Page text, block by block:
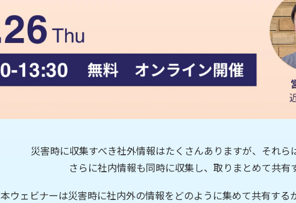
災害時に収集すべき社外情報はたくさんありますが、それら
さらに社内情報も同時に収集し、取りまとめて共有
本ウェビナーは災害時に社内外の情報をどのように集めて共有する